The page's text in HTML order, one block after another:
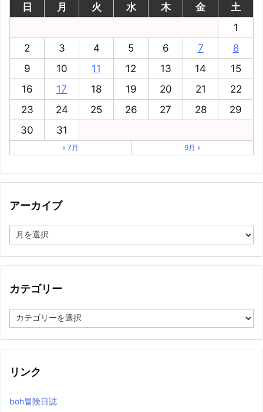
日
月 火 水 木 金
土
1
2
3 4 5 6 7
8
9
10 11 12 13 14
15
16
17 18 19 20 21
22
23
24 25 26 27 28
29
30
31
« 7月 9月 »
アーカイブ
ー
イ
カテゴリー
テ
リ
リンク
boh冒険日誌